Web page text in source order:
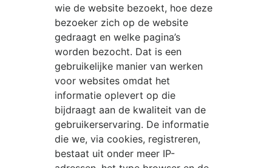
wie de website bezoekt, hoe deze
bezoeker zich op de website
gedraagt en welke pagina’s
worden bezocht. Dat is een
gebruikelijke manier van werken
voor websites omdat het
informatie oplevert op die
bijdraagt aan de kwaliteit van de
gebruikerservaring. De informatie
die we, via cookies, registreren,
bestaat uit onder meer IP-